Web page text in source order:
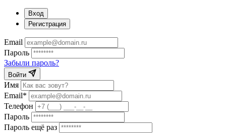
Вход
Регистрация
Email
Пароль
Забыли пароль?
Войти
Имя
Email*
Телефон
Пароль
Пароль ещё раз